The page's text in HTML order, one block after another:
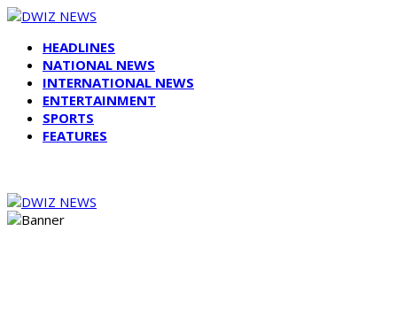
HEADLINES
NATIONAL NEWS
INTERNATIONAL NEWS
ENTERTAINMENT
SPORTS
FEATURES